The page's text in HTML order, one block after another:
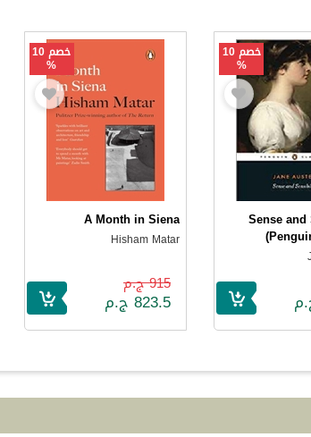
خصم 10
%
Sense
خصم 10
%
A Month in Siena
Hisham Matar
915 ج.م
823.5 ج.م